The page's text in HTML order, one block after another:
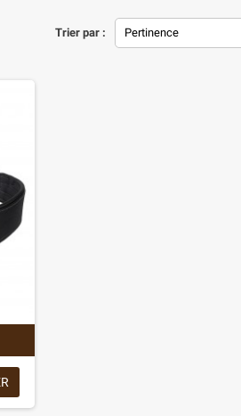
Trier par : Pertinence